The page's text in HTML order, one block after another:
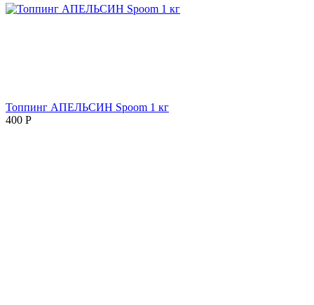
Топпинг АПЕЛЬСИН Spoom 1 кг
400 Р